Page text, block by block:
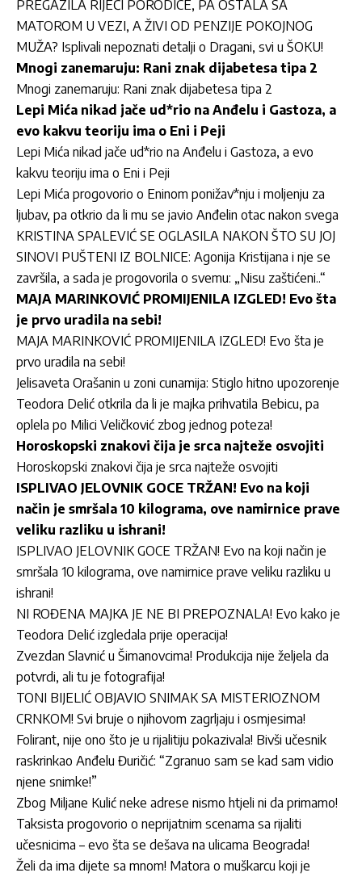
PREGAZILA RIJEČI PORODICE, PA OSTALA SA
MATOROM U VEZI, A ŽIVI OD PENZIJE POKOJNOG
MUŽA? Isplivali nepoznati detalji o Dragani, svi u ŠOKU!
Mnogi zanemaruju: Rani znak dijabetesa tipa 2
Mnogi zanemaruju: Rani znak dijabetesa tipa 2
Lepi Mića nikad jače ud*rio na Anđelu i Gastoza, a
evo kakvu teoriju ima o Eni i Peji
Lepi Mića nikad jače ud*rio na Anđelu i Gastoza, a evo
kakvu teoriju ima o Eni i Peji
Lepi Mića progovorio o Eninom ponižav*nju i moljenju za
ljubav, pa otkrio da li mu se javio Anđelin otac nakon svega
KRISTINA SPALEVIĆ SE OGLASILA NAKON ŠTO SU JOJ
SINOVI PUŠTENI IZ BOLNICE: Agonija Kristijana i nje se
završila, a sada je progovorila o svemu: „Nisu zaštićeni..“
MAJA MARINKOVIĆ PROMIJENILA IZGLED! Evo šta
je prvo uradila na sebi!
MAJA MARINKOVIĆ PROMIJENILA IZGLED! Evo šta je
prvo uradila na sebi!
Jelisaveta Orašanin u zoni cunamija: Stiglo hitno upozorenje
Teodora Delić otkrila da li je majka prihvatila Bebicu, pa
oplela po Milici Veličković zbog jednog poteza!
Horoskopski znakovi čija je srca najteže osvojiti
Horoskopski znakovi čija je srca najteže osvojiti
ISPLIVAO JELOVNIK GOCE TRŽAN! Evo na koji
način je smršala 10 kilograma, ove namirnice prave
veliku razliku u ishrani!
ISPLIVAO JELOVNIK GOCE TRŽAN! Evo na koji način je
smršala 10 kilograma, ove namirnice prave veliku razliku u
ishrani!
NI ROĐENA MAJKA JE NE BI PREPOZNALA! Evo kako je
Teodora Delić izgledala prije operacija!
Zvezdan Slavnić u Šimanovcima! Produkcija nije željela da
potvrdi, ali tu je fotografija!
TONI BIJELIĆ OBJAVIO SNIMAK SA MISTERIOZNOM
CRNKOM! Svi bruje o njihovom zagrljaju i osmjesima!
Folirant, nije ono što je u rijalitiju pokazivala! Bivši učesnik
raskrinkao Anđelu Đuričić: “Zgranuo sam se kad sam vidio
njene snimke!”
Zbog Miljane Kulić neke adrese nismo htjeli ni da primamo!
Taksista progovorio o neprijatnim scenama sa rijaliti
učesnicima – evo šta se dešava na ulicama Beograda!
Želi da ima dijete sa mnom! Matora o muškarcu koji je